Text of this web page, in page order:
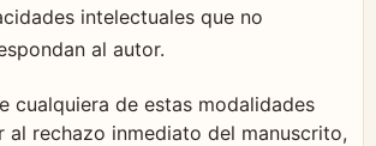
intelectuales que no
al autor.
cualquiera de estas modalidades
al rechazo inmediato del manuscrito,